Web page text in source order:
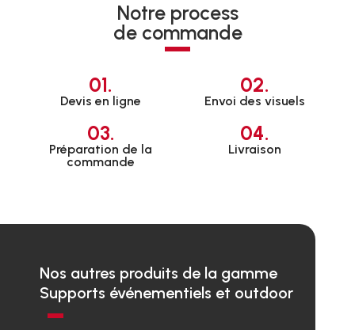
Notre process
de commande
01.
Devis en ligne
02.
Envoi des visuels
03.
Préparation de la
commande
04.
Livraison
Nos autres produits de la gamme
Supports événementiels et outdoor